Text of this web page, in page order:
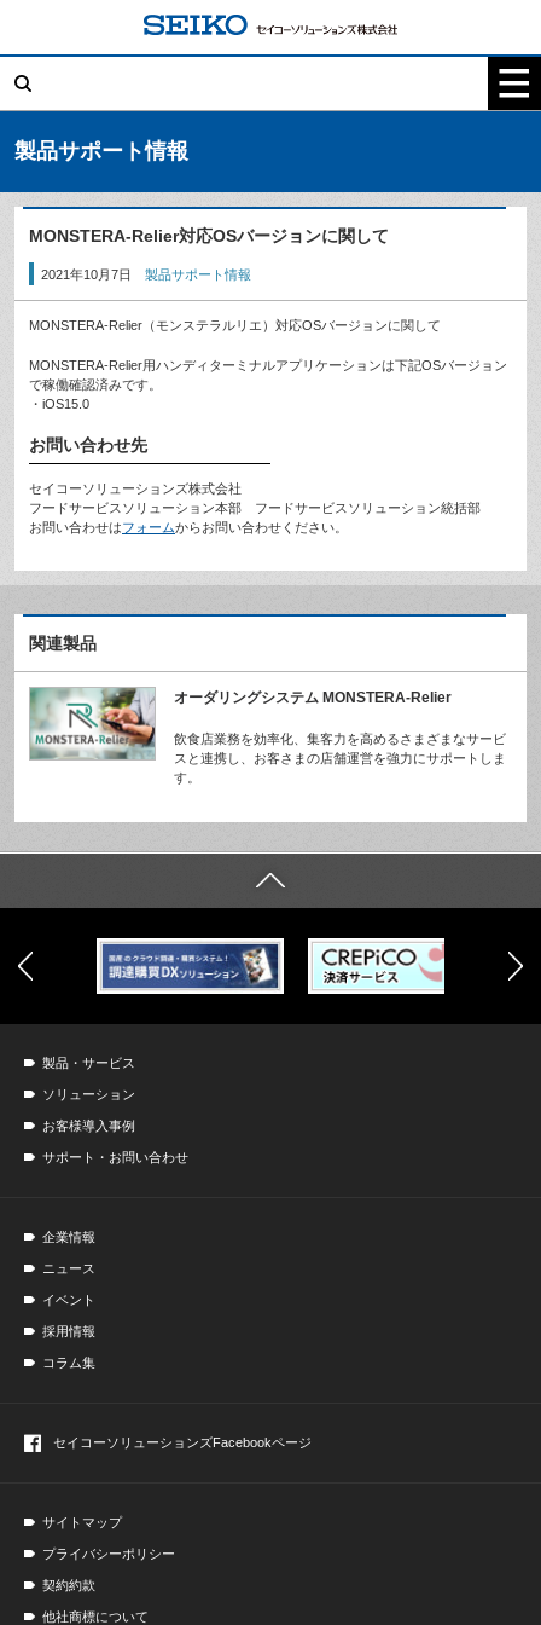
索:
製品サポート情報
MONSTERA-Relier対応OSバージョンに関して
2021年10月7日 製品サポート情報
MONSTERA-Relier（モンステラルリエ）対応OSバージョンに関して
MONSTERA-Relier用ハンディターミナルアプリケーションは下記OSバージョン
で稼働確認済みです。
・iOS15.0
お問い合わせ先
セイコーソリューションズ株式会社
フードサービスソリューション本部 フードサービスソリューション統括部
お問い合わせはフォームからお問い合わせください。
関連製品
オーダリングシステム MONSTERA-Relier
飲食店業務を効率化、集客力を高めるさまざまなサービ
スと連携し、お客さまの店舗運営を強力にサポートしま
す。
製品・サービス
ソリューション
お客様導入事例
サポート・お問い合わせ
企業情報
ニュース
イベント
採用情報
コラム集
セイコーソリューションズFacebookページ
サイトマップ
プライバシーポリシー
契約約款
他社商標について